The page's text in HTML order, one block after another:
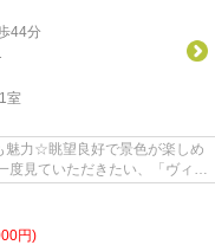
44分
1室
魅力☆眺望良好で景色が楽しめ
見ていただきたい、「ヴィラ
円)